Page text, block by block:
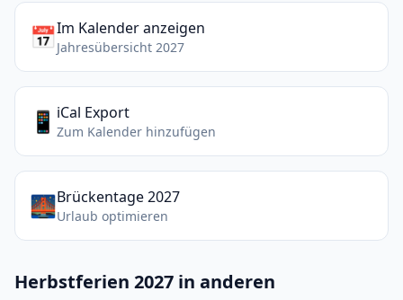
📅Im Kalender anzeigen
Jahresübersicht 2027
📱 iCal Export
Zum Kalender hinzufügen
🌉Brückentage 2027
Urlaub optimieren
Herbstferien 2027 in anderen